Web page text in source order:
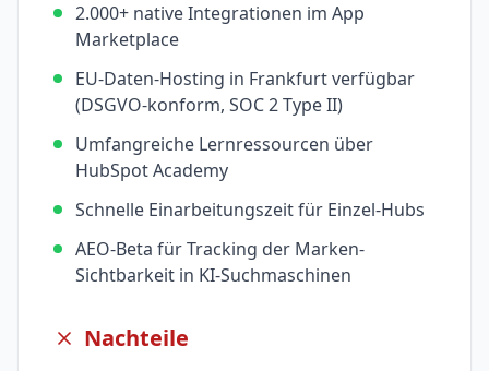
2.000+ native Integrationen im App
Marketplace
EU-Daten-Hosting in Frankfurt verfügbar
(DSGVO-konform, SOC 2 Type II)
Umfangreiche Lernressourcen über
HubSpot Academy
Schnelle Einarbeitungszeit für Einzel-Hubs
AEO-Beta für Tracking der Marken-
Sichtbarkeit in KI-Suchmaschinen
Nachteile